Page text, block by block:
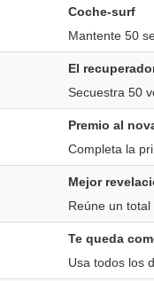
Coche-surf
Mantente 50
El
Secuestra 50
Premio al
Completa la
Mejor
Reúne un
Te queda
Usa todos los